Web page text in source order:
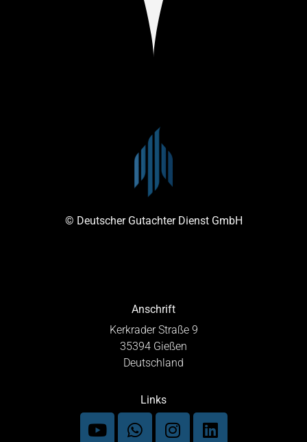
© Deutscher Gutachter Dienst GmbH
Anschrift
Kerkrader Straße 9
35394 Gießen
Deutschland
Links